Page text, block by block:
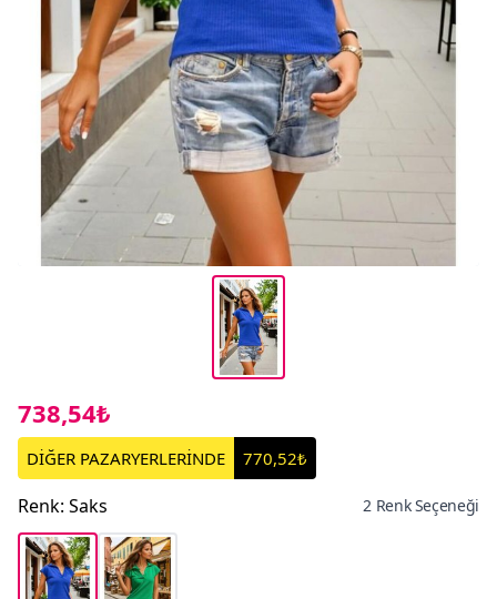
738,54₺
DİĞER PAZARYERLERİNDE 770,52₺
Renk: Saks 2 Renk Seçeneği